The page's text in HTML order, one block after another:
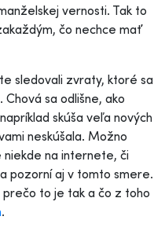
vernosti. Tak to
čo nechce mať
sledovali zvraty, ktoré sa
sa odlišne, ako
skúša veľa nových
neskúšala. Možno
niekde na internete, či
pozorní aj v tomto smere.
to je tak a čo z toho
.